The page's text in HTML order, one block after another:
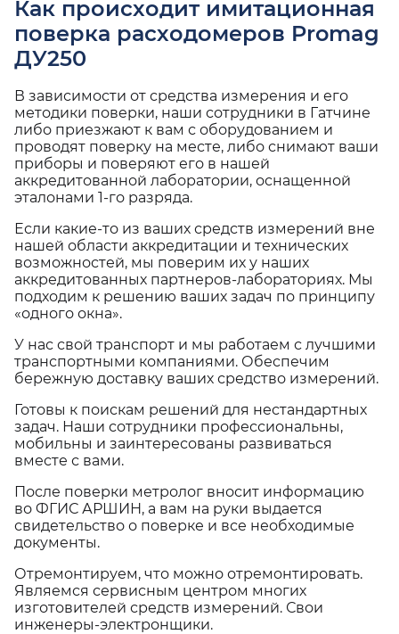
Как происходит имитационная
поверка расходомеров Promag
ДУ250
В зависимости от средства измерения и его
методики поверки, наши сотрудники в Гатчине
либо приезжают к вам с оборудованием и
проводят поверку на месте, либо снимают ваши
приборы и поверяют его в нашей
аккредитованной лаборатории, оснащенной
эталонами 1-го разряда.
Если какие-то из ваших средств измерений вне
нашей области аккредитации и технических
возможностей, мы поверим их у наших
аккредитованных партнеров-лабораториях. Мы
подходим к решению ваших задач по принципу
«одного окна».
У нас свой транспорт и мы работаем с лучшими
транспортными компаниями. Обеспечим
бережную доставку ваших средство измерений.
Готовы к поискам решений для нестандартных
задач. Наши сотрудники профессиональны,
мобильны и заинтересованы развиваться
вместе с вами.
После поверки метролог вносит информацию
во ФГИС АРШИН, а вам на руки выдается
свидетельство о поверке и все необходимые
документы.
Отремонтируем, что можно отремонтировать.
Являемся сервисным центром многих
изготовителей средств измерений. Свои
инженеры-электронщики.